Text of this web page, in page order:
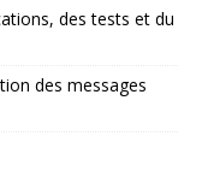
des tests et du
des messages